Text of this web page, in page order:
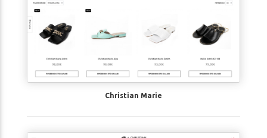
Christian Marie